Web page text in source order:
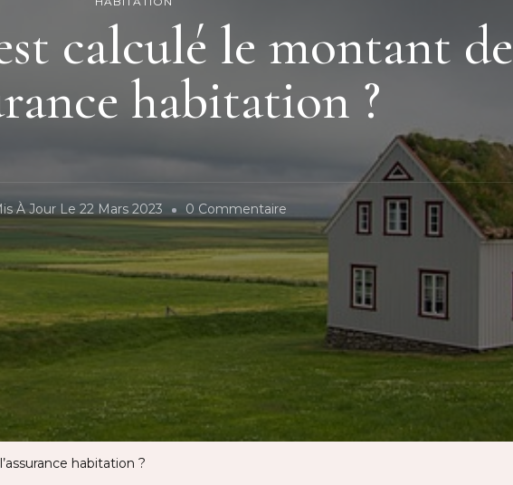
calculé le montant de
habitation ?
À Jour Le 22 Mars 2023 0 CommentaireSur
Comment
Est
Calculé
Le
Montant
L’assurance
Habitation
?
habitation ?